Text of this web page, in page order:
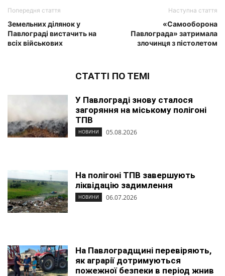
Попередня стаття
Земельних ділянок у
Павлограді вистачить на
всіх військових
Наступна стаття
«Самооборона
Павлограда» затримала
злочинця з пістолетом
СТАТТІ ПО ТЕМІ
У Павлограді знову сталося
загоряння на міському полігоні
ТПВ
НОВИНИ 05.08.2026
На полігоні ТПВ завершують
ліквідацію задимлення
НОВИНИ 06.07.2026
На Павлоградщині перевіряють,
як аграрії дотримуються
пожежної безпеки в період жнив